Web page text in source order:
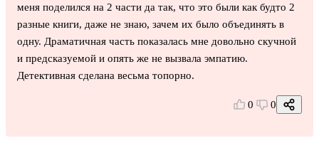
меня поделился на 2 части да так, что это были как будто 2
разные книги, даже не знаю, зачем их было объединять в
одну. Драматичная часть показалась мне довольно скучной
и предсказуемой и опять же не вызвала эмпатию.
Детективная сделана весьма топорно.
0 0